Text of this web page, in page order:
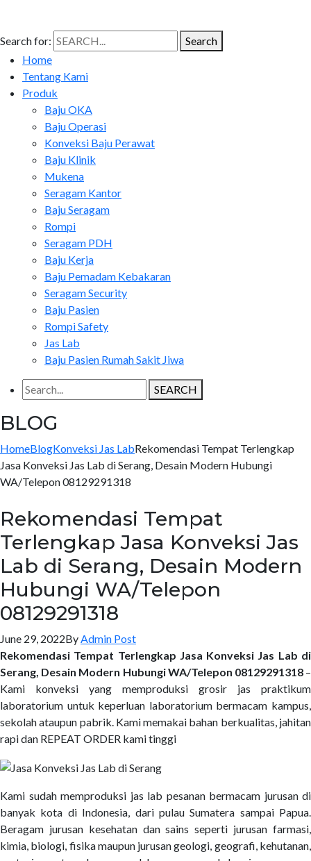
Search for:
Search
Home
Tentang Kami
Produk
Baju OKA
Baju Operasi
Konveksi Baju Perawat
Baju Klinik
Mukena
Seragam Kantor
Baju Seragam
Rompi
Seragam PDH
Baju Kerja
Baju Pemadam Kebakaran
Seragam Security
Baju Pasien
Rompi Safety
Jas Lab
Baju Pasien Rumah Sakit Jiwa
SEARCH
BLOG
HomeBlogKonveksi Jas LabRekomendasi Tempat Terlengkap
Jasa Konveksi Jas Lab di Serang, Desain Modern Hubungi
WA/Telepon 08129291318
Rekomendasi Tempat
Terlengkap Jasa Konveksi Jas
Lab di Serang, Desain Modern
Hubungi WA/Telepon
08129291318
June 29, 2022ByAdmin Post
Rekomendasi Tempat Terlengkap Jasa Konveksi Jas Lab di
Serang, Desain Modern Hubungi WA/Telepon 08129291318–
Kami konveksi yang memproduksi grosir jas praktikum
laboratorium untuk keperluan laboratorium bermacam kampus,
sekolah ataupun pabrik. Kami memakai bahan berkualitas, jahitan
rapi dan REPEAT ORDER kami tinggi
Kami sudah memproduksi jas lab pesanan bermacam jurusan di
banyak kota di Indonesia, dari pulau Sumatera sampai Papua.
Beragam jurusan kesehatan dan sains seperti jurusan farmasi,
kimia, biologi, fisika maupun jurusan geologi, geografi, kehutanan,